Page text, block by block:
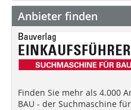
Anbieter finden
Finden Sie mehr als 4.000
BAU - der Suchmaschine